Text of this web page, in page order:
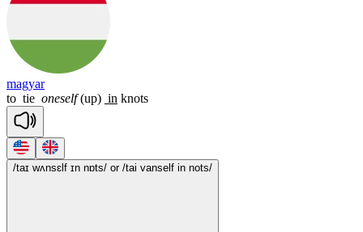
magyar
to tie oneself (up) in knots
/taɪ wʌnsɛlf ɪn nɒts/ or /tai vanself in nots/